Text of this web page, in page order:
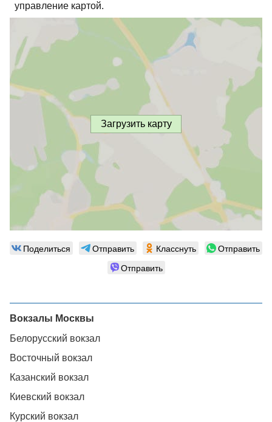
управление картой.
Загрузить карту
Поделиться Отправить Класснуть
Отправить
Отправить
Вокзалы Москвы
Белорусский вокзал
Восточный вокзал
Казанский вокзал
Киевский вокзал
Курский вокзал